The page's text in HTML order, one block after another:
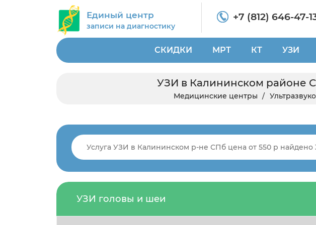
Единый центр
записи на диагностику
+7 (812) 646-47-
СКИДКИ МРТ КТ УЗИ
УЗИ в Калининском районе
Медицинские центры
УЗИ головы и шеи